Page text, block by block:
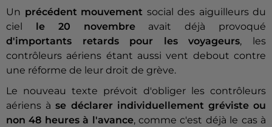
Un précédent mouvement social des aiguilleurs du
ciel
le 20 novembre avait déjà provoqué
d'importants retards pour les voyageurs, les
contrôleurs aériens étant aussi vent debout contre
une réforme de leur droit de grève.
Le nouveau texte prévoit d'obliger les contrôleurs
aériens àse déclarer individuellement gréviste ou
non 48 heures à l'avance, comme c'est déjà le cas à